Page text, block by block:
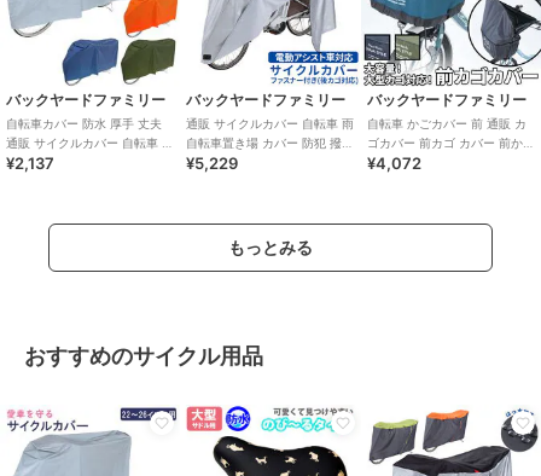
バックヤードファミリー
自転車カバー 防水 厚手 丈夫
通販 サイクルカバー 自転車 雨
自転車置き場 カバー 防犯 撥水
¥2,137
バックヤードファミリー
通販 サイクルカバー 自転車 雨
自転車置き場 カバー 防犯 撥水
はっ水 風飛び防止 飛ばない バ
¥5,229
バックヤードファミリー
自転車 かごカバー 前 通販 カ
ゴカバー 前カゴ カバー 前かご
カバー 大きめ ワイド 容量アッ
¥4,072
もっとみる
おすすめのサイクル用品